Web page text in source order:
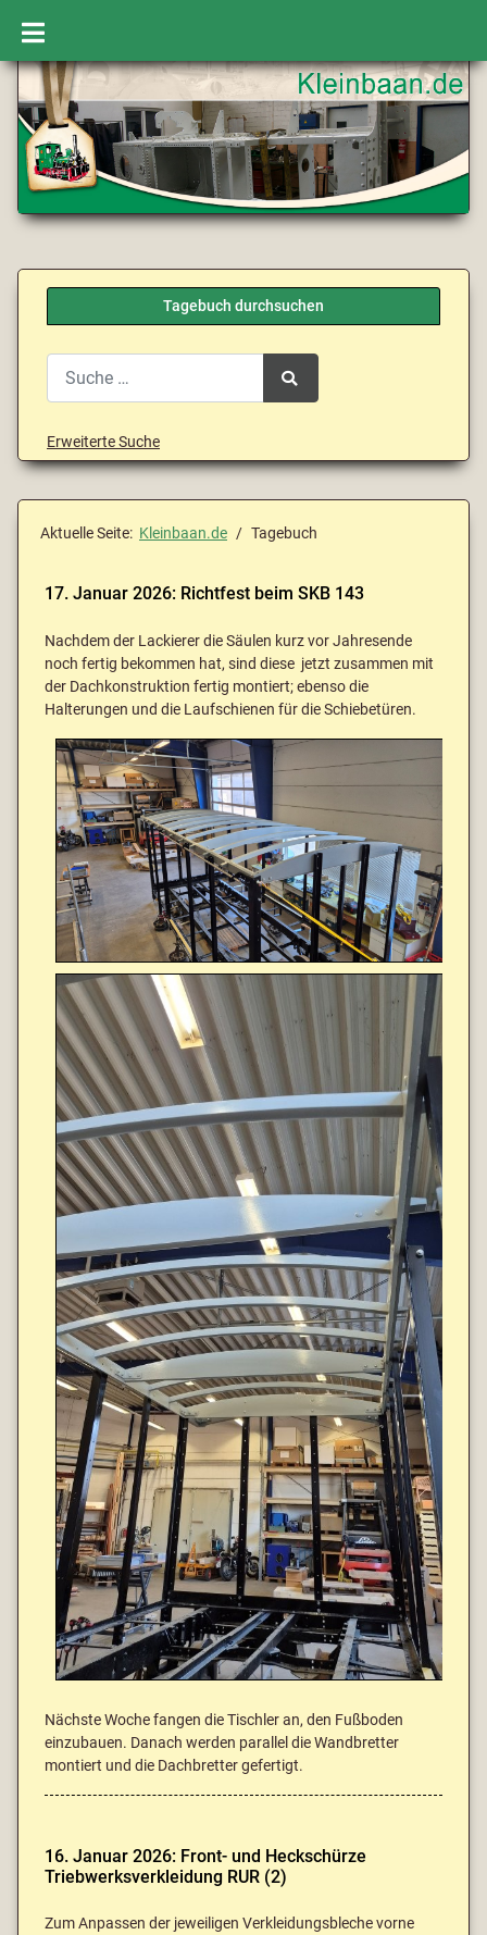
Tagebuch durchsuchen
Erweiterte Suche
Aktuelle Seite: Kleinbaan.de Tagebuch
17. Januar 2026: Richtfest beim SKB 143
Nachdem der Lackierer die Säulen kurz vor Jahresende
noch fertig bekommen hat, sind diese jetzt zusammen mit
der Dachkonstruktion fertig montiert; ebenso die
Halterungen und die Laufschienen für die Schiebetüren.
Nächste Woche fangen die Tischler an, den Fußboden
einzubauen. Danach werden parallel die Wandbretter
montiert und die Dachbretter gefertigt.
16. Januar 2026: Front- und Heckschürze
Triebwerksverkleidung RUR (2)
Zum Anpassen der jeweiligen Verkleidungsbleche vorne